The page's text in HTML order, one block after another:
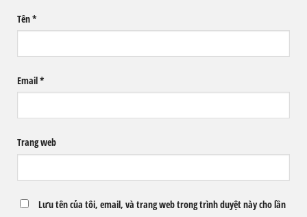
Tên*
Email*
Trang web
Lưu tên của tôi, email, và trang web trong trình duyệt này cho lần